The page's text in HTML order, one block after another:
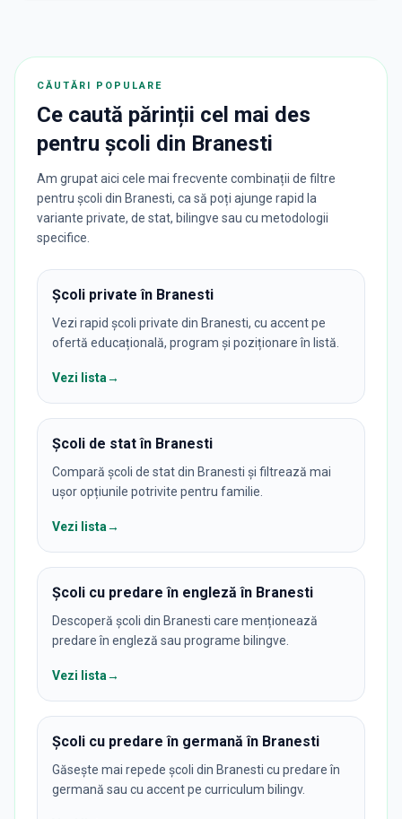
CĂUTĂRI POPULARE
Ce caută părinții cel mai des
pentru școli din Branesti
Am grupat aici cele mai frecvente combinații de filtre
pentru școli din Branesti, ca să poți ajunge rapid la
variante private, de stat, bilingve sau cu metodologii
specifice.
Școli private în Branesti
Vezi rapid școli private din Branesti, cu accent pe
ofertă educațională, program și poziționare în listă.
Vezi lista→
Școli de stat în Branesti
Compară școli de stat din Branesti și filtrează mai
ușor opțiunile potrivite pentru familie.
Vezi lista→
Școli cu predare în engleză în Branesti
Descoperă școli din Branesti care menționează
predare în engleză sau programe bilingve.
Vezi lista→
Școli cu predare în germană în Branesti
Găsește mai repede școli din Branesti cu predare în
germană sau cu accent pe curriculum bilingv.